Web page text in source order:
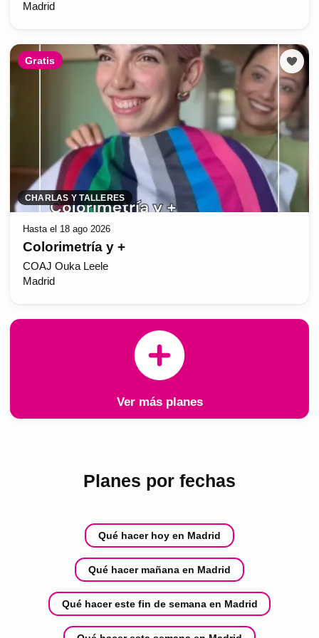
Madrid
Gratis
CHARLAS Y TALLERES
Hasta el 18 ago 2026
Colorimetría y +
COAJ Ouka Leele
Madrid
Ver más planes
Planes por fechas
Qué hacer hoy en Madrid
Qué hacer mañana en Madrid
Qué hacer este fin de semana en Madrid